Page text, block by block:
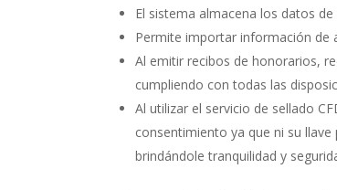
El sistema almacena los datos
Permite importar información de
Al emitir recibos de honorarios,
cumpliendo con todas las
Al utilizar el servicio de sellado
consentimiento ya que ni su
brindándole tranquilidad y